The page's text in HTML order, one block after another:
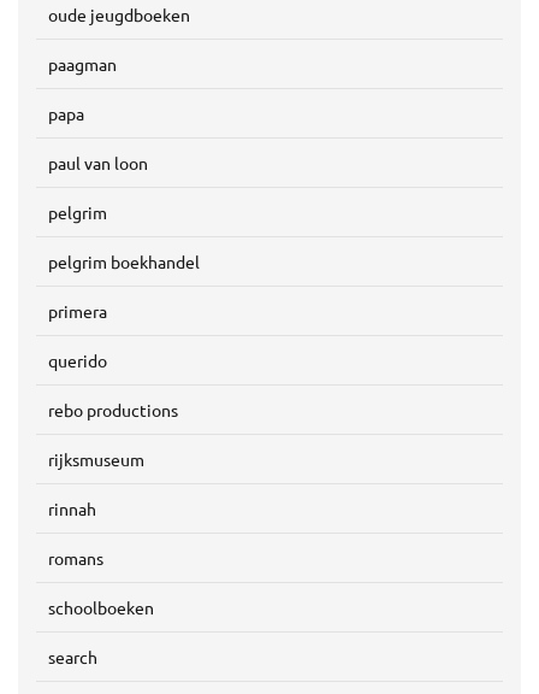
oude jeugdboeken
paagman
papa
paul van loon
pelgrim
pelgrim boekhandel
primera
querido
rebo productions
rijksmuseum
rinnah
romans
schoolboeken
search